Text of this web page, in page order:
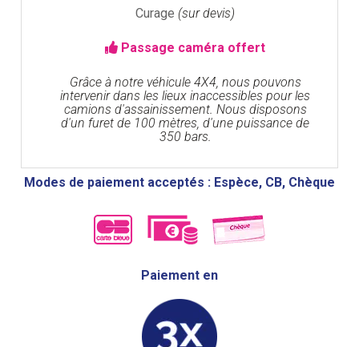
Curage (sur devis)
Passage caméra offert
Grâce à notre véhicule 4X4, nous pouvons
intervenir dans les lieux inaccessibles pour les
camions d'assainissement. Nous disposons
d'un furet de 100 mètres, d'une puissance de
350 bars.
Modes de paiement acceptés : Espèce, CB, Chèque
Paiement en